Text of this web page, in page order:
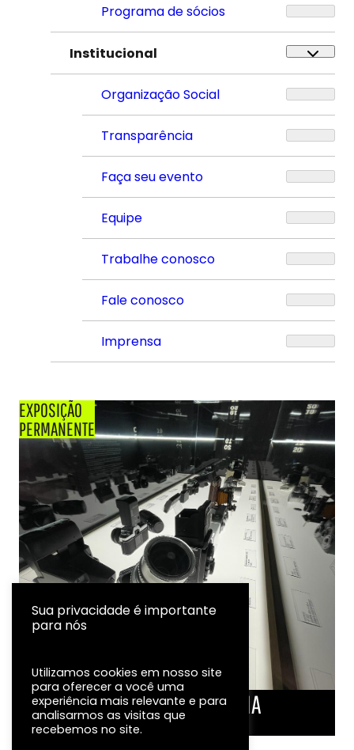
Programa de sócios
Institucional
Organização Social
Transparência
Faça seu evento
Equipe
Trabalhe conosco
Fale conosco
Imprensa
EXPOSIÇÃO
PERMANENTE
LINHA DO TEMPO DA FOTOGRAFIA
EXPOSIÇÃO
Sua privacidade é importante
para nós
Utilizamos cookies em nosso site
para oferecer a você uma
experiência mais relevante e para
analisarmos as visitas que
recebemos no site.